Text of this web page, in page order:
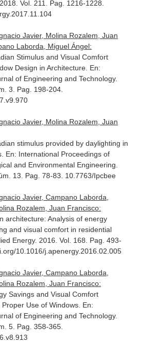
Vol. 211. Pag. 1216-1228.
Javier, Molina Rozalem, Juan
Laborda, Miguel Ángel:
Stimulus and Visual Comfort
Design in Architecture. En:
of Engineering and Technology.
3. Pag. 198-204.
Javier, Molina Rozalem, Juan
stimulus provided by daylighting in
En: International Proceedings of
and Environmental Engineering
13. Pag. 78-83. 10.7763/Ipcbee
Javier, Campano Laborda,
Rozalem, Juan Francisco:
architecture: Analysis of energy
and visual comfort in residential
Energy. 2016. Vol. 168. Pag. 493-
10.1016/j.apenergy.2016.02.005
Javier, Campano Laborda,
Rozalem, Juan Francisco:
Savings and Visual Comfort
Use of Windows. En:
of Engineering and Technology.
5. Pag. 358-365.